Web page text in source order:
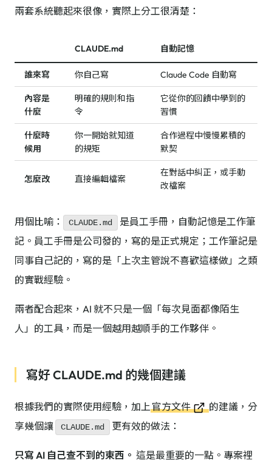
兩套系統聽起來很像，實際上分工很清楚：
CLAUDE.md 自動記憶
誰來寫 你自己寫 Claude Code 自動寫
內容是
什麼
明確的規則和指
令
它從你的回饋中學到的
習慣
什麼時
候用
你一開始就知道
的規矩
合作過程中慢慢累積的
默契
怎麼改 直接編輯檔案
在對話中糾正，或手動
改檔案
用個比喻： CLAUDE.md
是員工手冊，自動記憶是工作筆
記。員工手冊是公司發的，寫的是正式規定；工作筆記是
同事自己記的，寫的是「上次主管說不喜歡這樣做」之類
的實戰經驗。
兩者配合起來，AI 就不只是一個「每次見面都像陌生
人」的工具，而是一個越用越順手的工作夥伴。
寫好 CLAUDE.md 的幾個建議
根據我們的實際使用經驗，加上官方文件
的建議，分
享幾個讓
CLAUDE.md 更有效的做法：
只寫 AI 自己查不到的東西。 這是最重要的一點。專案裡